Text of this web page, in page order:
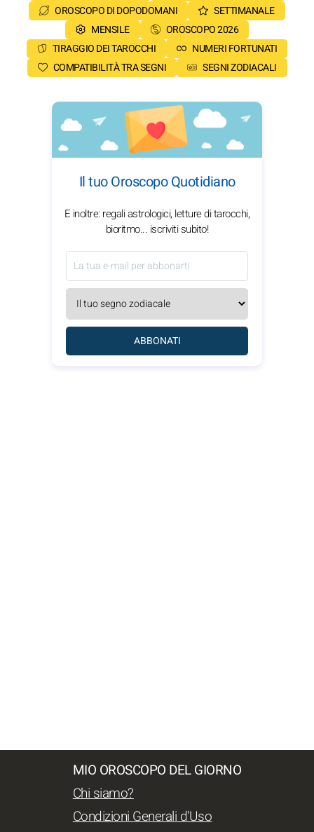
OROSCOPO DI DOPODOMANI
SETTIMANALE
MENSILE
OROSCOPO 2026
TIRAGGIO DEI TAROCCHI
NUMERI FORTUNATI
COMPATIBILITÀ TRA SEGNI
SEGNI ZODIACALI
Il tuo Oroscopo Quotidiano
E inoltre: regali astrologici, letture di tarocchi,
bioritmo... iscriviti subito!
ABBONATI
MIO OROSCOPO DEL GIORNO
Chi siamo?
Condizioni Generali d'Uso